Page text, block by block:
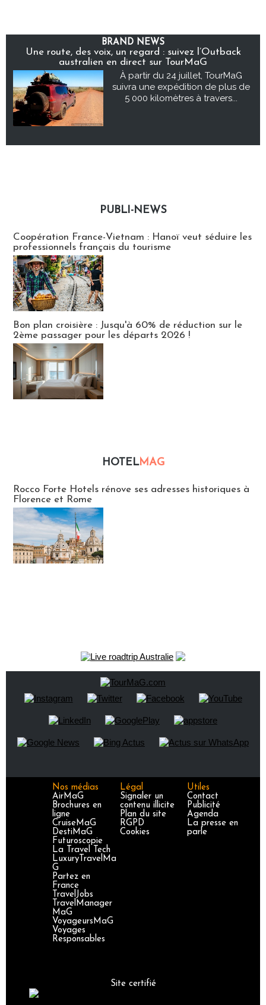
BRAND NEWS
Une route, des voix, un regard : suivez l’Outback
australien en direct sur TourMaG
À partir du 24 juillet, TourMaG
suivra une expédition de plus de
5 000 kilomètres à travers...
PUBLI-NEWS
Coopération France-Vietnam : Hanoï veut séduire les
professionnels français du tourisme
Bon plan croisière : Jusqu'à 60% de réduction sur le
2ème passager pour les départs 2026 !
HOTELMAG
Rocco Forte Hotels rénove ses adresses historiques à
Florence et Rome
Nos médias
AirMaG
Brochures en
ligne
CruiseMaG
DestiMaG
Futuroscopie
La Travel Tech
LuxuryTravelMa
G
Partez en
France
TravelJobs
TravelManager
MaG
VoyageursMaG
Voyages
Responsables
Légal
Signaler un
contenu illicite
Plan du site
RGPD
Cookies
Utiles
Contact
Publicité
Agenda
La presse en
parle
Site certifié